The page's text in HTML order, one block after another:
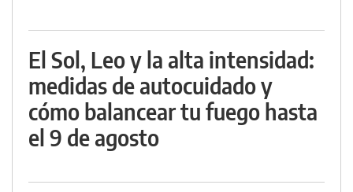
El Sol, Leo y la alta intensidad:
medidas de autocuidado y
cómo balancear tu fuego hasta
el 9 de agosto